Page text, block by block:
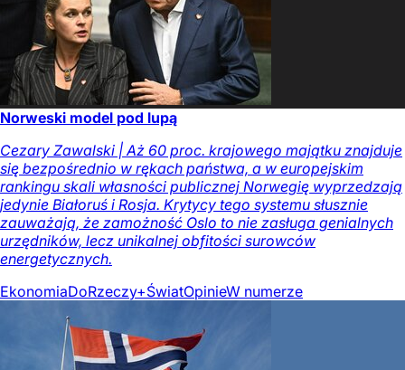
Norweski model pod lupą
Cezary Zawalski | Aż 60 proc. krajowego majątku znajduje
się bezpośrednio w rękach państwa, a w europejskim
rankingu skali własności publicznej Norwegię wyprzedzają
jedynie Białoruś i Rosja. Krytycy tego systemu słusznie
zauważają, że zamożność Oslo to nie zasługa genialnych
urzędników, lecz unikalnej obfitości surowców
energetycznych.
EkonomiaDoRzeczy+ŚwiatOpinieW numerze